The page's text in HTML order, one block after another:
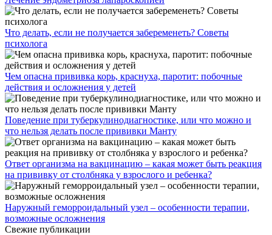
Что делать, если не получается забеременеть? Советы
психолога
Чем опасна прививка корь, краснуха, паротит: побочные
действия и осложнения у детей
Поведение при туберкулинодиагностике, или что можно и
что нельзя делать после прививки Манту
Ответ организма на вакцинацию – какая может быть реакция
на прививку от столбняка у взрослого и ребенка?
Наружный геморроидальный узел – особенности терапии,
возможные осложнения
Свежие публикации